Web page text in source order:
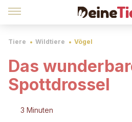
Tiere Wildtiere Vögel
Das
Spottdrossel
3 Minuten